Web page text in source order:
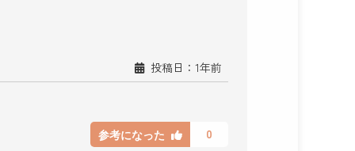
投稿日：1年前
参考になった 0